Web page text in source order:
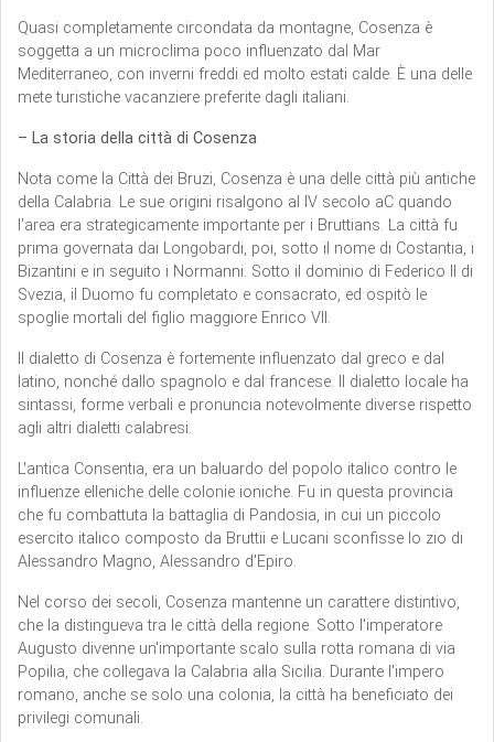
Quasi completamente circondata da montagne, Cosenza è
soggetta a un microclima poco influenzato dal Mar
Mediterraneo, con inverni freddi ed molto estati calde. È una delle
mete turistiche vacanziere preferite dagli italiani.
– La storia della città di Cosenza
Nota come la Città dei Bruzi, Cosenza è una delle città più antiche
della Calabria. Le sue origini risalgono al IV secolo aC quando
l'area era strategicamente importante per i Bruttians. La città fu
prima governata dai Longobardi, poi, sotto il nome di Costantia, i
Bizantini e in seguito i Normanni. Sotto il dominio di Federico II di
Svezia, il Duomo fu completato e consacrato, ed ospitò le
spoglie mortali del figlio maggiore Enrico VII.
Il dialetto di Cosenza è fortemente influenzato dal greco e dal
latino, nonché dallo spagnolo e dal francese. Il dialetto locale ha
sintassi, forme verbali e pronuncia notevolmente diverse rispetto
agli altri dialetti calabresi.
L'antica Consentia, era un baluardo del popolo italico contro le
influenze elleniche delle colonie ioniche. Fu in questa provincia
che fu combattuta la battaglia di Pandosia, in cui un piccolo
esercito italico composto da Bruttii e Lucani sconfisse lo zio di
Alessandro Magno, Alessandro d'Epiro.
Nel corso dei secoli, Cosenza mantenne un carattere distintivo,
che la distingueva tra le città della regione. Sotto l'imperatore
Augusto divenne un'importante scalo sulla rotta romana di via
Popilia, che collegava la Calabria alla Sicilia. Durante l'impero
romano, anche se solo una colonia, la città ha beneficiato dei
privilegi comunali.